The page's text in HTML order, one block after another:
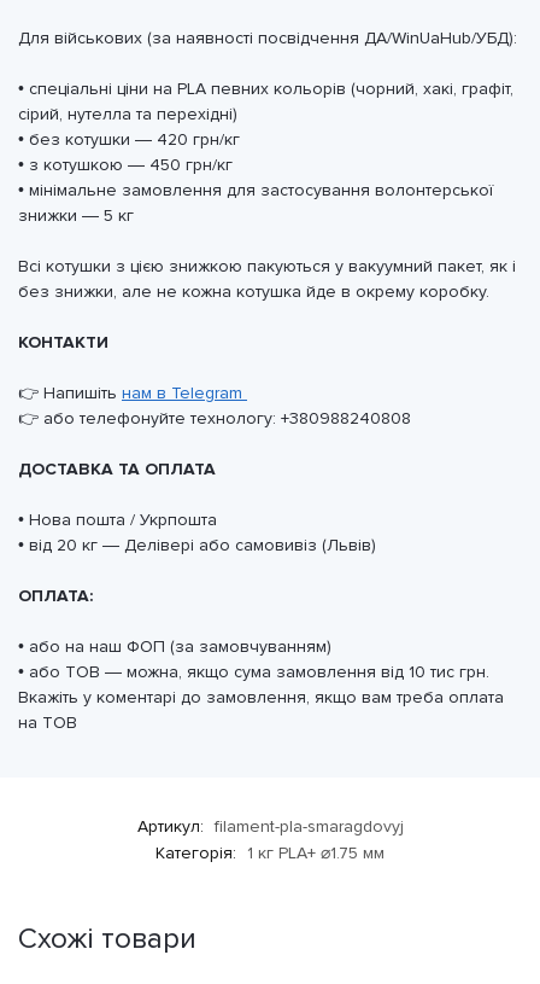
Для військових (за наявності посвідчення ДА/WinUaHub/УБД):
• спеціальні ціни на PLA певних кольорів (чорний, хакі, графіт,
сірий, нутелла та перехідні)
• без котушки — 420 грн/кг
• з котушкою — 450 грн/кг
• мінімальне замовлення для застосування волонтерської
знижки — 5 кг
Всі котушки з цією знижкою пакуються у вакуумний пакет, як і
без знижки, але не кожна котушка йде в окрему коробку.
КОНТАКТИ
👉 Напишіть нам в Telegram
👉 або телефонуйте технологу: +380988240808
ДОСТАВКА ТА ОПЛАТА
• Нова пошта / Укрпошта
• від 20 кг — Делівері або самовивіз (Львів)
ОПЛАТА:
• або на наш ФОП (за замовчуванням)
• або ТОВ — можна, якщо сума замовлення від 10 тис грн.
Вкажіть у коментарі до замовлення, якщо вам треба оплата
на ТОВ
Артикул: filament-pla-smaragdovyj
Категорія:
1 кг PLA+ ⌀1.75 мм
Схожі товари